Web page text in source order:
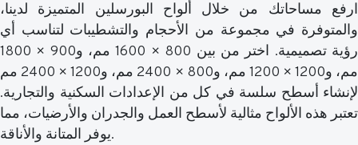
ارفع مساحاتك من خلال ألواح البورسلين المتميزة لدينا،
والمتوفرة في مجموعة من الأحجام والتشطيبات لتناسب أي
رؤية تصميمية. اختر من بين 800 × 1600 مم، و900 × 1800
مم، و1200 × 1200 مم، و800 × 2400 مم، و1200 × 2400 مم
لإنشاء أسطح سلسة في كل من الإعدادات السكنية والتجارية.
تعتبر هذه الألواح مثالية لأسطح العمل والجدران والأرضيات، مما
يوفر المتانة والأناقة.